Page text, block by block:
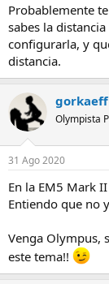
Probablemente
sabes la
configurarla, y
distancia.
gorkaeff
Olympista
31 Ago 2020
En la EM5 Mark
Entiendo que no
Venga Olympus,
este tema!!